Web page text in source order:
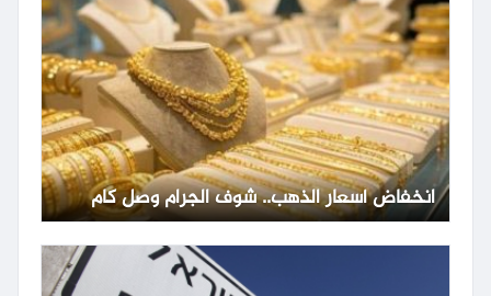
انخفاض أسعار الذهب.. شوف الجرام وصل كام